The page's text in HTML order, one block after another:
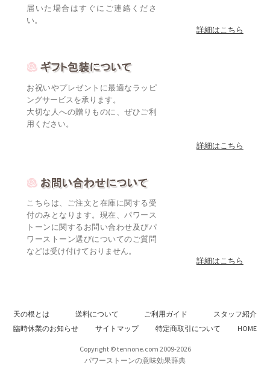
届いた場合はすぐにご連絡くださ
い。
詳細はこちら
お祝いやプレゼントに最適なラッピ
ングサービスを承ります。
大切な人への贈りものに、ぜひご利
用ください。
詳細はこちら
こちらは、ご注文と在庫に関する受
付のみとなります。現在、パワース
トーンに関するお問い合わせ及びパ
ワーストーン選びについてのご質問
などは受け付けておりません。
詳細はこちら
天の根とは 送料について ご利用ガイド
スタッフ紹介
臨時休業のお知らせ
サイトマップ 特定商取引について HOME
Copyright © tennone.com 2009-2026
パワーストーンの意味効果辞典